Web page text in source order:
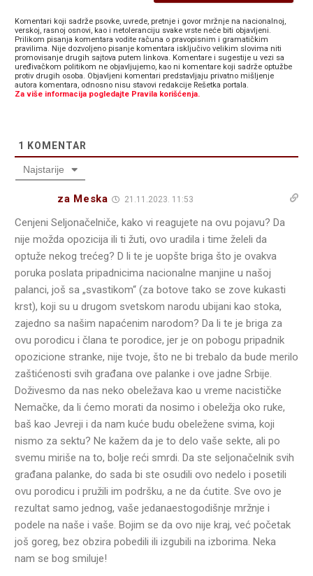
Komentari koji sadrže psovke, uvrede, pretnje i govor mržnje na nacionalnoj,
verskoj, rasnoj osnovi, kao i netoleranciju svake vrste neće biti objavljeni.
Prilikom pisanja komentara vodite računa o pravopisnim i gramatičkim
pravilima. Nije dozvoljeno pisanje komentara isključivo velikim slovima niti
promovisanje drugih sajtova putem linkova. Komentare i sugestije u vezi sa
uređivačkom politikom ne objavljujemo, kao ni komentare koji sadrže optužbe
protiv drugih osoba. Objavljeni komentari predstavljaju privatno mišljenje
autora komentara, odnosno nisu stavovi redakcije Rešetka portala.
Za više informacija pogledajte Pravila korišćenja.
1 KOMENTAR
Najstarije
za Meska 21.11.2023. 11:53
Cenjeni Seljonačelniče, kako vi reagujete na ovu pojavu? Da
nije možda opozicija ili ti žuti, ovo uradila i time želeli da
optuže nekog trećeg? D li te je uopšte briga što je ovakva
poruka poslata pripadnicima nacionalne manjine u našoj
palanci, još sa „svastikom“ (za botove tako se zove kukasti
krst), koji su u drugom svetskom narodu ubijani kao stoka,
zajedno sa našim napaćenim narodom? Da li te je briga za
ovu porodicu i člana te porodice, jer je on pobogu pripadnik
opozicione stranke, nije tvoje, što ne bi trebalo da bude merilo
zaštićenosti svih građana ove palanke i ove jadne Srbije.
Doživesmo da nas neko obeležava kao u vreme nacističke
Nemačke, da li ćemo morati da nosimo i obeležja oko ruke,
baš kao Jevreji i da nam kuće budu obeležene svima, koji
nismo za sektu? Ne kažem da je to delo vaše sekte, ali po
svemu miriše na to, bolje reći smrdi. Da ste seljonačelnik svih
građana palanke, do sada bi ste osudili ovo nedelo i posetili
ovu porodicu i pružili im podršku, a ne da ćutite. Sve ovo je
rezultat samo jednog, vaše jedanaestogodišnje mržnje i
podele na naše i vaše. Bojim se da ovo nije kraj, već početak
još goreg, bez obzira pobedili ili izgubili na izborima. Neka
nam se bog smiluje!